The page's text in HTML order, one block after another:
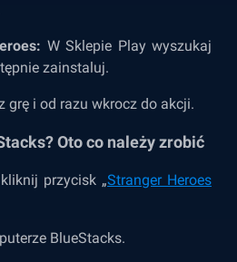
W Sklepie Play wyszukaj
zainstaluj.
grę i od razu wkrocz do akcji.
Oto co należy zrobić
przycisk „Stranger Heroes
BlueStacks.